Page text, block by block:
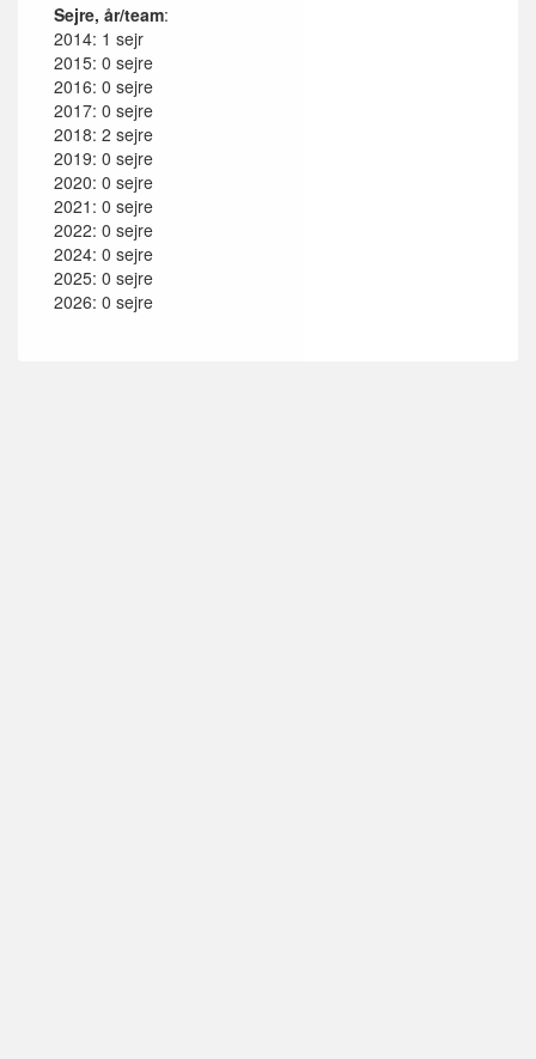
Sejre, år/team:
2014: 1 sejr
2015: 0 sejre
2016: 0 sejre
2017: 0 sejre
2018: 2 sejre
2019: 0 sejre
2020: 0 sejre
2021: 0 sejre
2022: 0 sejre
2024: 0 sejre
2025: 0 sejre
2026: 0 sejre